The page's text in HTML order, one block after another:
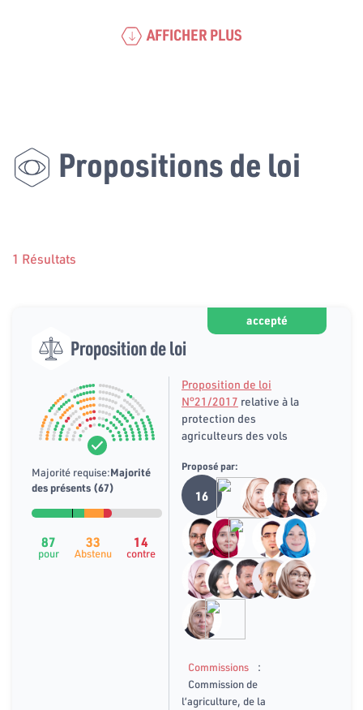
AFFICHER PLUS
Propositions de loi
1 Résultats
accepté
Proposition de loi
Majorité requise:Majorité
des présents (67)
87
pour
33
Abstenu
14
contre
Proposition de loi
N°21/2017 relative à la
protection des
agriculteurs des vols
Proposé par:
16
Commissions :
Commission de
l’agriculture, de la